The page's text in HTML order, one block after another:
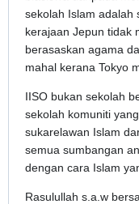
sekolah Islam adalah
kerajaan Jepun tidak
berasaskan agama
mahal kerana Tokyo
IISO bukan sekolah
sekolah komuniti
sukarelawan Islam
semua sumbangan
dengan cara Islam
Rasulullah s.a.w